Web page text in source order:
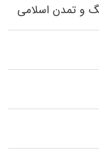
و تمدن اسلامی